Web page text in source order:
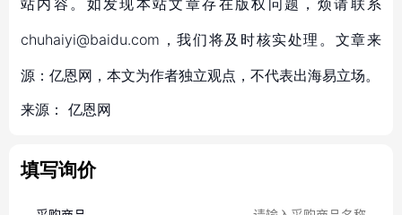
站内容。如发现本站文章存在版权问题，烦请联系
chuhaiyi@baidu.com，我们将及时核实处理。文章来
源：亿恩网，本文为作者独立观点，不代表出海易立场。
来源： 亿恩网
填写询价